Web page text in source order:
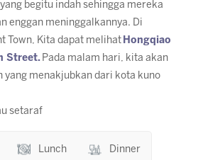
begitu indah sehingga mereka
enggan meninggalkannya. Di
Town, Kita dapat melihat Hongqiao
Street. Pada malam hari, kita akan
yang menakjubkan dari kota kuno
setaraf
Lunch Dinner